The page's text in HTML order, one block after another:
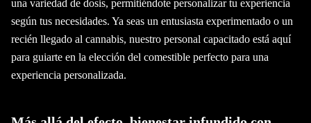
una variedad de dosis, permitiéndote personalizar tu experiencia
según tus necesidades. Ya seas un entusiasta experimentado o un
recién llegado al cannabis, nuestro personal capacitado está aquí
para guiarte en la elección del comestible perfecto para una
experiencia personalizada.